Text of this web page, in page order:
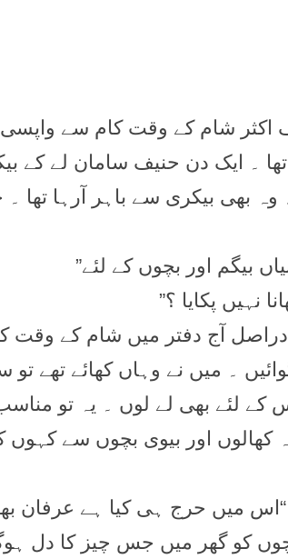
اکثر شام کے وقت کام سے
۔ ایک دن حنیف سامان لے کے
بھی بیکری سے باہر آرہا تھا
بیگم اور بچوں کے لئے”
نہیں پکایا ؟”
دراصل آج دفتر میں شام کے وقت
۔ میں نے وہاں کھائے تھے تو
لئے بھی لے لوں ۔ یہ تو مناسب
اور بیوی بچوں سے کہوں
میں حرج ہی کیا ہے عرفان
کو گھر میں جس چیز کا دل